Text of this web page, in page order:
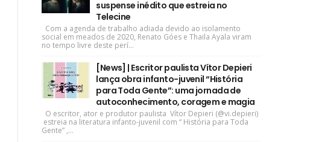
suspense inédito que estreia no
Telecine
Com a agenda de trabalho adiada devido ao isolamento
social em meados de 2020, Renato Góes e Thaila Ayala viram
no tempo livre deste perí...
[News] | Escritor paulista Vítor Depieri
lança obra infanto-juvenil “História
para Toda Gente”: uma jornada de
autoconhecimento, coragem e magia
O escritor, ator e produtor paulista Vítor Depieri (@vi.depieri)
estreia na literatura infanto-juvenil com “ História para Toda
Gente” ,...